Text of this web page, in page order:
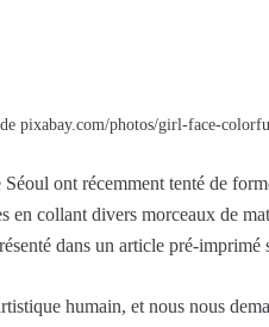
pixabay.com/photos/girl-face-
ont récemment tenté de
en collant divers morceaux de
dans un article pré-imprimé
humain, et nous nous